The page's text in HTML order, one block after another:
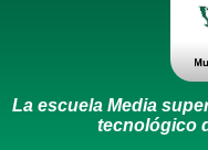
La escuela Media
tecnológico